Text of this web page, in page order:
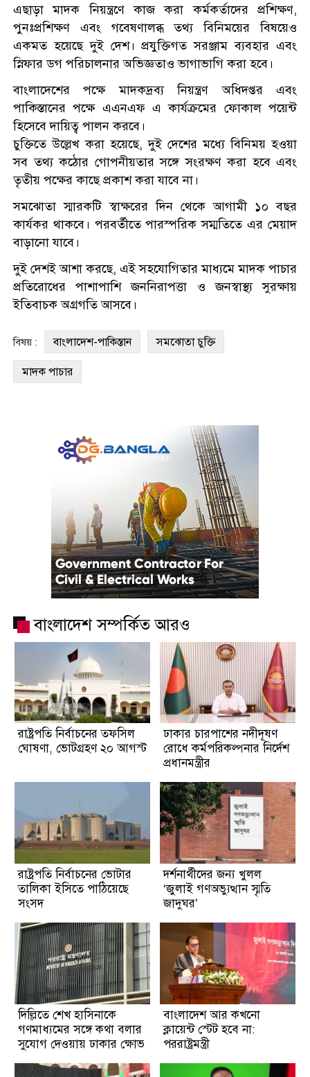
এছাড়া মাদক নিয়ন্ত্রণে কাজ করা কর্মকর্তাদের প্রশিক্ষণ,
পুনঃপ্রশিক্ষণ এবং গবেষণালব্ধ তথ্য বিনিময়ের বিষয়েও
একমত হয়েছে দুই দেশ। প্রযুক্তিগত সরঞ্জাম ব্যবহার এবং
স্নিফার ডগ পরিচালনার অভিজ্ঞতাও ভাগাভাগি করা হবে।
বাংলাদেশের পক্ষে মাদকদ্রব্য নিয়ন্ত্রণ অধিদপ্তর এবং
পাকিস্তানের পক্ষে এএনএফ এ কার্যক্রমের ফোকাল পয়েন্ট
হিসেবে দায়িত্ব পালন করবে।
চুক্তিতে উল্লেখ করা হয়েছে, দুই দেশের মধ্যে বিনিময় হওয়া
সব তথ্য কঠোর গোপনীয়তার সঙ্গে সংরক্ষণ করা হবে এবং
তৃতীয় পক্ষের কাছে প্রকাশ করা যাবে না।
সমঝোতা স্মারকটি স্বাক্ষরের দিন থেকে আগামী ১০ বছর
কার্যকর থাকবে। পরবর্তীতে পারস্পরিক সম্মতিতে এর মেয়াদ
বাড়ানো যাবে।
দুই দেশই আশা করছে, এই সহযোগিতার মাধ্যমে মাদক পাচার
প্রতিরোধের পাশাপাশি জননিরাপত্তা ও জনস্বাস্থ্য সুরক্ষায়
ইতিবাচক অগ্রগতি আসবে।
বিষয় : বাংলাদেশ-পাকিস্তান সমঝোতা চুক্তি
মাদক পাচার
বাংলাদেশ সম্পর্কিত আরও
রাষ্ট্রপতি নির্বাচনের তফসিল
ঘোষণা, ভোটগ্রহণ ২০ আগস্ট
ঢাকার চারপাশের নদীদূষণ
রোধে কর্মপরিকল্পনার নির্দেশ
প্রধানমন্ত্রীর
রাষ্ট্রপতি নির্বাচনের ভোটার
তালিকা ইসিতে পাঠিয়েছে
সংসদ
দর্শনার্থীদের জন্য খুলল
‘জুলাই গণঅভ্যুত্থান স্মৃতি
জাদুঘর’
দিল্লিতে শেখ হাসিনাকে
গণমাধ্যমের সঙ্গে কথা বলার
সুযোগ দেওয়ায় ঢাকার ক্ষোভ
বাংলাদেশ আর কখনো
ক্লায়েন্ট স্টেট হবে না:
পররাষ্ট্রমন্ত্রী